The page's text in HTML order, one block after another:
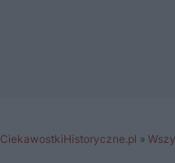
CiekawostkiHistoryczne.pl »